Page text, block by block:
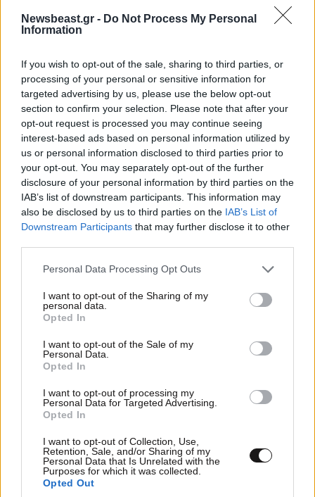
Newsbeast.gr - Do Not Process My Personal
Information
If you wish to opt-out of the sale, sharing to third parties, or
processing of your personal or sensitive information for
targeted advertising by us, please use the below opt-out
section to confirm your selection. Please note that after your
opt-out request is processed you may continue seeing
interest-based ads based on personal information utilized by
us or personal information disclosed to third parties prior to
your opt-out. You may separately opt-out of the further
disclosure of your personal information by third parties on the
IAB’s list of downstream participants. This information may
also be disclosed by us to third parties on the IAB’s List of
Downstream Participants that may further disclose it to other
Please note that this website/app uses one or more Google
not limited to your visit or usage behaviour. You may click to
grant or deny consent to Google and its third-party tags to
use your data for below specified purposes in below Google
consent section.
Personal Data Processing Opt Outs
I want to opt-out of the Sharing of my
personal data.
Opted In
I want to opt-out of the Sale of my
Personal Data.
Opted In
I want to opt-out of processing my
Personal Data for Targeted Advertising.
Opted In
I want to opt-out of Collection, Use,
Retention, Sale, and/or Sharing of my
Personal Data that Is Unrelated with the
Purposes for which it was collected.
Opted Out
ΠΡΟΣΘΕΣΤΕ ΤΟ ΣΧΟΛΙΟ ΣΑΣ
Ας τους προσφέρει κάποιος δουλειά στο ίδιο
Απαντήστε